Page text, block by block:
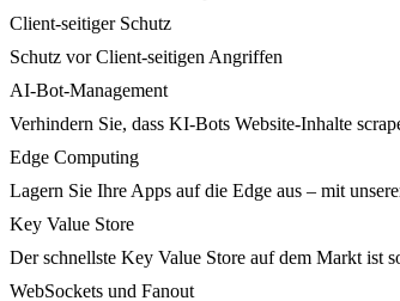
Client-seitiger Schutz
Schutz vor Client-seitigen Angriffen
AI-Bot-Management
Verhindern Sie, dass KI-Bots Website-Inhalte
Edge Computing
Lagern Sie Ihre Apps auf die Edge aus – mit
Key Value Store
Der schnellste Key Value Store auf dem Markt ist
WebSockets und Fanout